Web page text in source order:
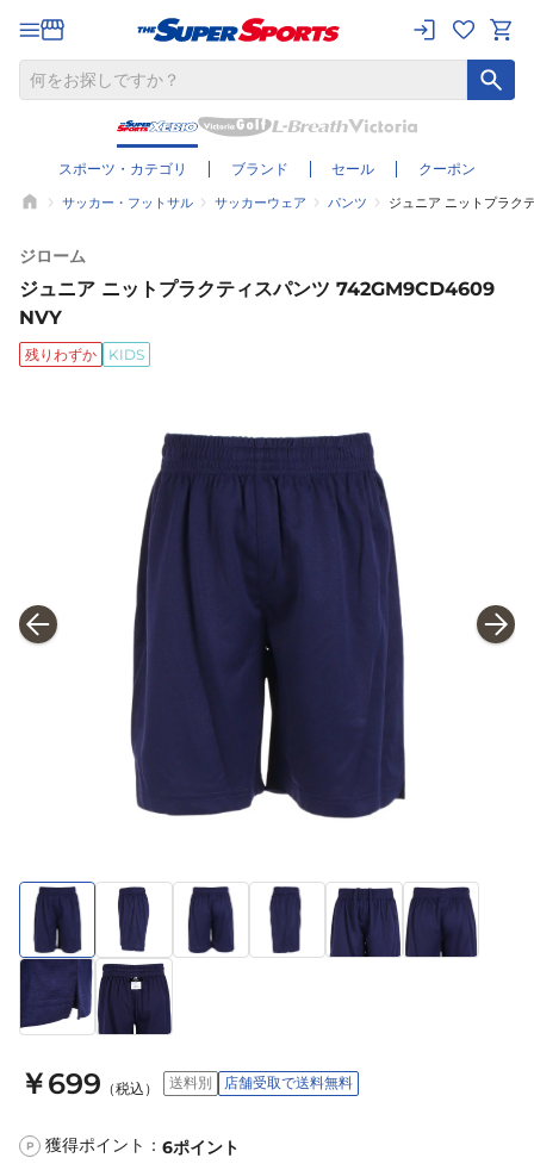
スポーツ・カテゴリ ブランド セール クーポン
サッカー・フットサル サッカーウェア パンツ ジュニア ニットプラク
ジローム
ジュニア ニットプラクティスパンツ 742GM9CD4609
NVY
残りわずか KIDS
￥699 （税込） 送料別 店舗受取で送料無料
P 獲得ポイント： 6ポイント